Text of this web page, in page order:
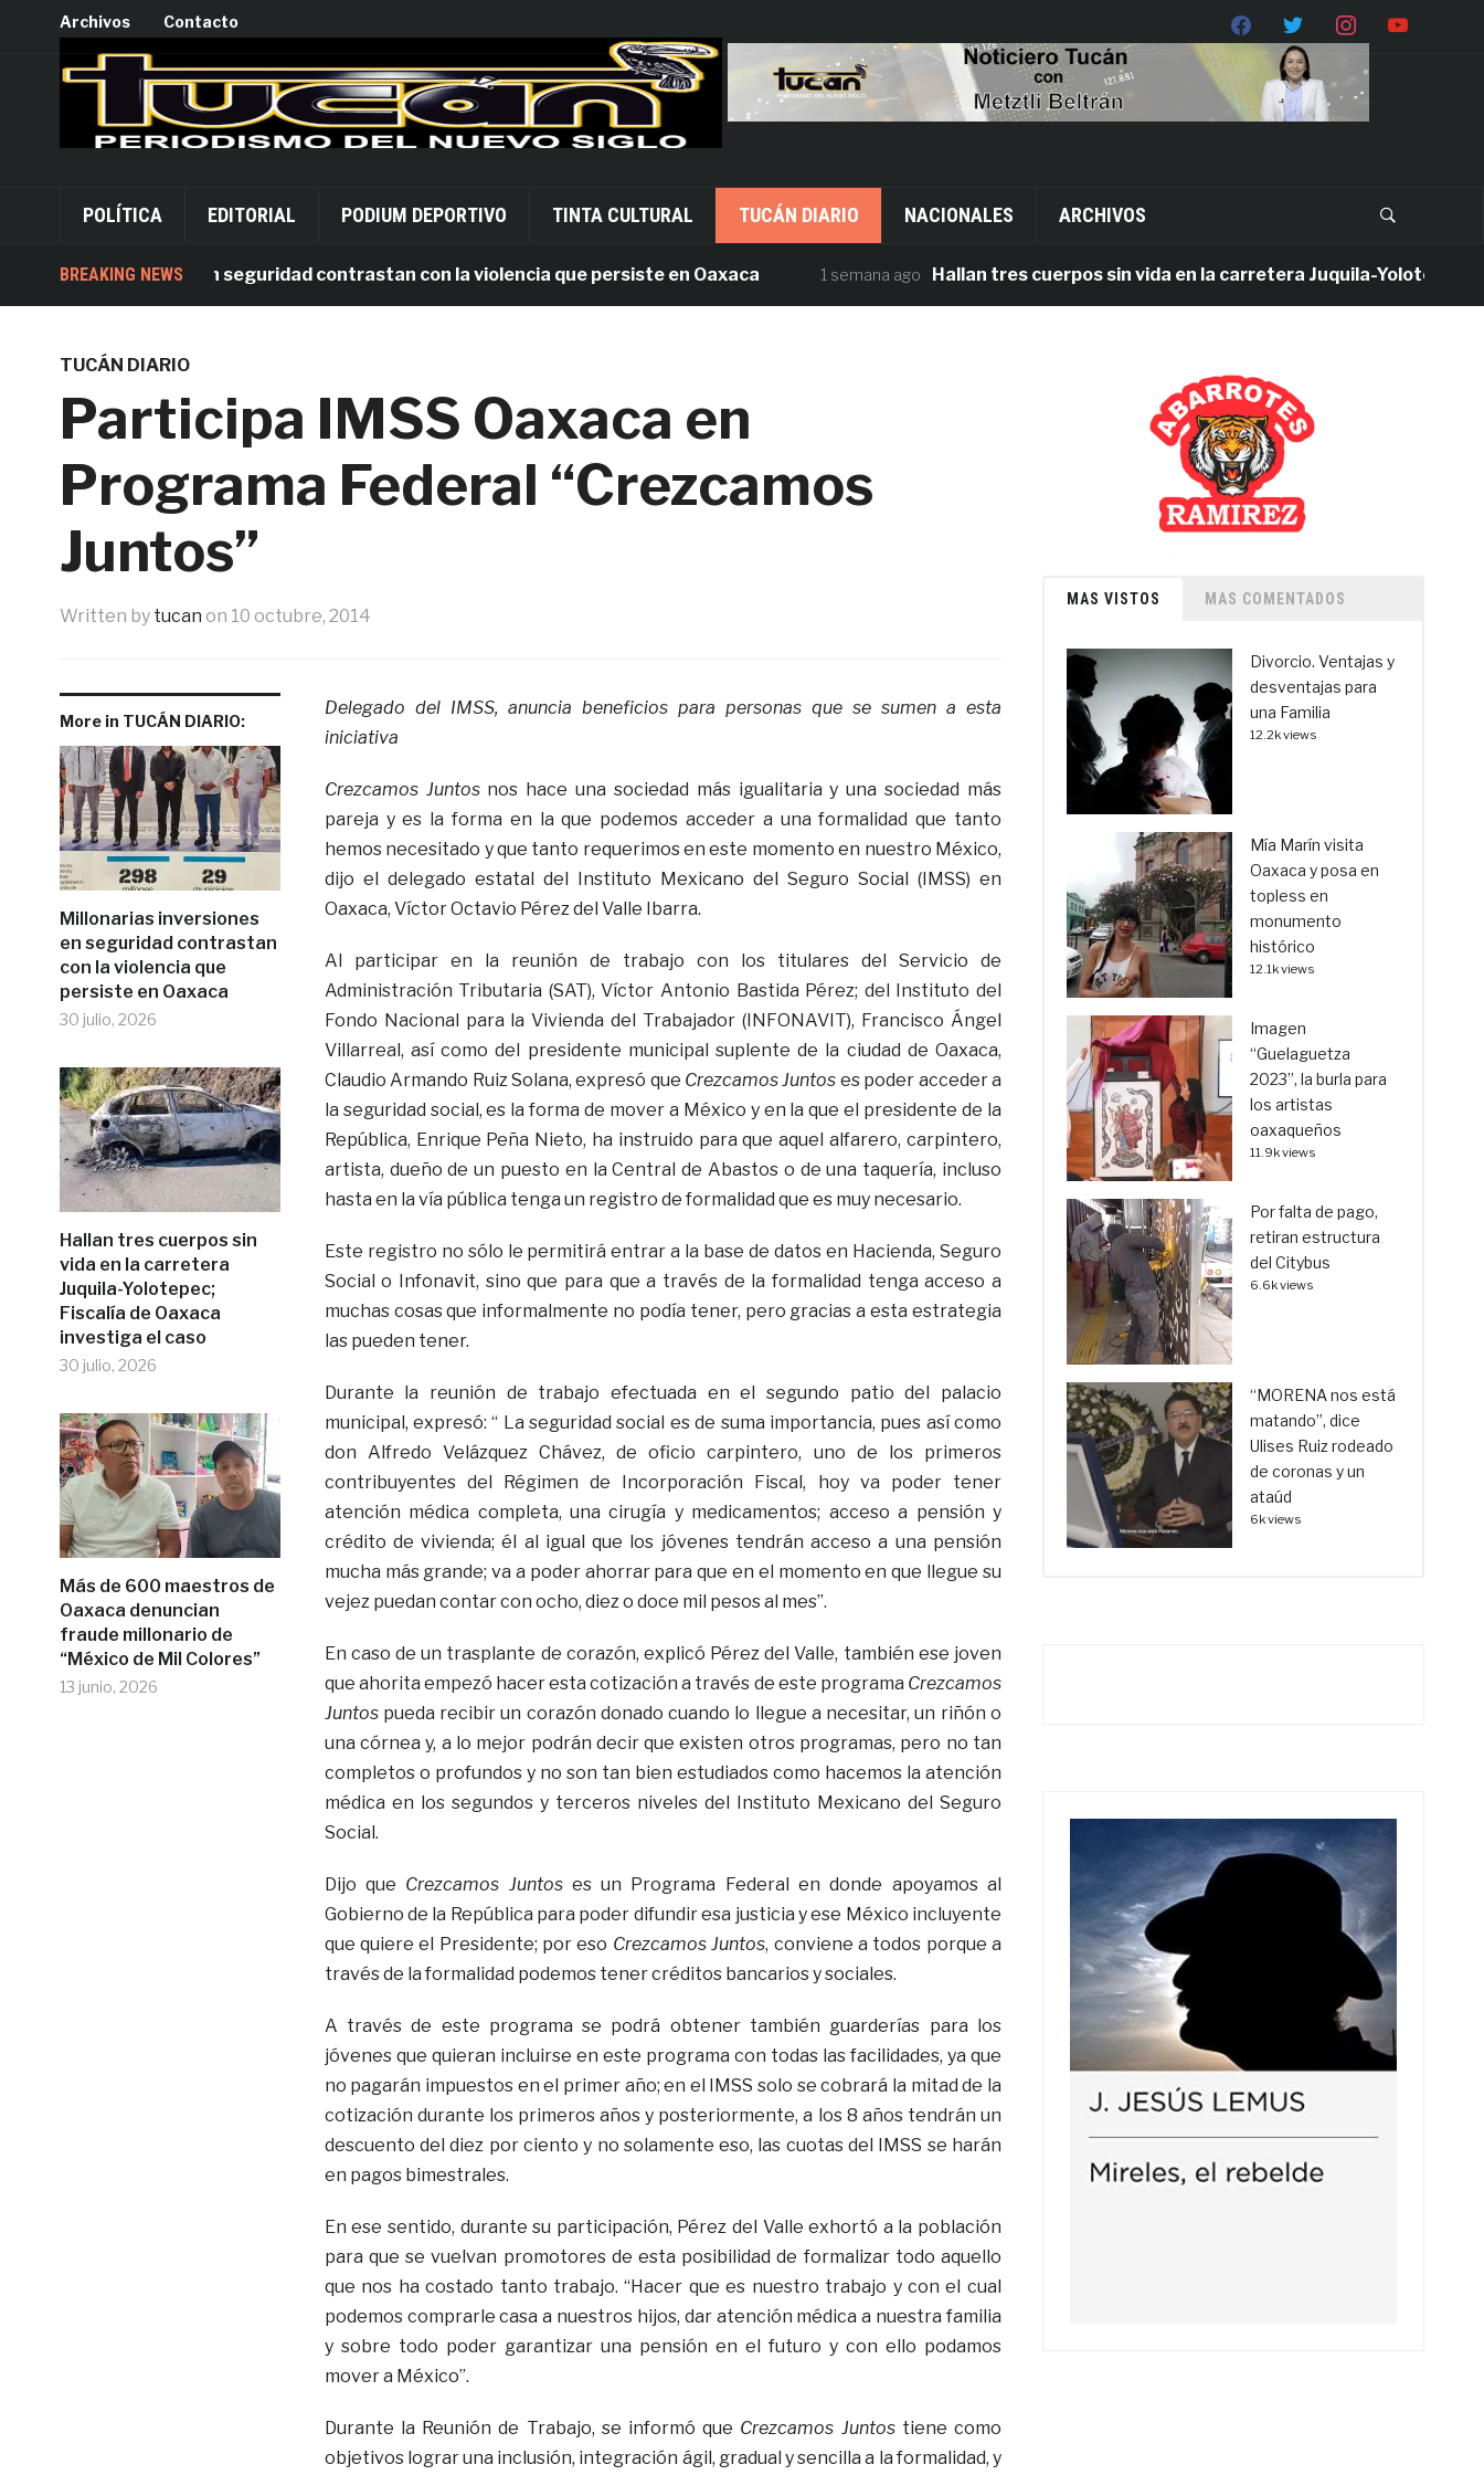
Archivos Contacto
POLÍTICA EDITORIAL PODIUM DEPORTIVO TINTA CULTURAL TUCÁN DIARIO NACIONALES ARCHIVOS
BREAKING NEWS
inversiones en seguridad contrastan con la violencia que persiste en Oaxaca 1 semana ago Hallan tres cuerpos sin vida en la carretera Juquila-Yolotepec;
TUCÁN DIARIO
Participa IMSS Oaxaca en
Programa Federal “Crezcamos
Juntos”
Written by tucan on 10 octubre, 2014
More in TUCÁN DIARIO:
Millonarias inversiones
en seguridad contrastan
con la violencia que
persiste en Oaxaca
30 julio, 2026
Hallan tres cuerpos sin
vida en la carretera
Juquila-Yolotepec;
Fiscalía de Oaxaca
investiga el caso
30 julio, 2026
Más de 600 maestros de
Oaxaca denuncian
fraude millonario de
“México de Mil Colores”
13 junio, 2026
Delegado del IMSS, anuncia beneficios para personas que se sumen a esta
iniciativa
Crezcamos Juntosnos hace una sociedad más igualitaria y una sociedad más
pareja y es la forma en la que podemos acceder a una formalidad que tanto
hemos necesitado y que tanto requerimos en este momento en nuestro México,
dijo el delegado estatal del Instituto Mexicano del Seguro Social (IMSS) en
Oaxaca, Víctor Octavio Pérez del Valle Ibarra.
Al participar en la reunión de trabajo con los titulares del Servicio de
Administración Tributaria (SAT), Víctor Antonio Bastida Pérez; del Instituto del
Fondo Nacional para la Vivienda del Trabajador (INFONAVIT), Francisco Ángel
Villarreal, así como del presidente municipal suplente de la ciudad de Oaxaca,
Claudio Armando Ruiz Solana, expresó que Crezcamos Juntos es poder acceder a
la seguridad social, es la forma de mover a México y en la que el presidente de la
República, Enrique Peña Nieto, ha instruido para que aquel alfarero, carpintero,
artista, dueño de un puesto en la Central de Abastos o de una taquería, incluso
hasta en la vía pública tenga un registro de formalidad que es muy necesario.
Este registro no sólo le permitirá entrar a la base de datos en Hacienda, Seguro
Social o Infonavit, sino que para que a través de la formalidad tenga acceso a
muchas cosas que informalmente no podía tener, pero gracias a esta estrategia
las pueden tener.
Durante la reunión de trabajo efectuada en el segundo patio del palacio
municipal, expresó: “ La seguridad social es de suma importancia, pues así como
don Alfredo Velázquez Chávez, de oficio carpintero, uno de los primeros
contribuyentes del Régimen de Incorporación Fiscal, hoy va poder tener
atención médica completa, una cirugía y medicamentos; acceso a pensión y
crédito de vivienda; él al igual que los jóvenes tendrán acceso a una pensión
mucha más grande; va a poder ahorrar para que en el momento en que llegue su
vejez puedan contar con ocho, diez o doce mil pesos al mes”.
En caso de un trasplante de corazón, explicó Pérez del Valle, también ese joven
que ahorita empezó hacer esta cotización a través de este programa Crezcamos
Juntospueda recibir un corazón donado cuando lo llegue a necesitar, un riñón o
una córnea y, a lo mejor podrán decir que existen otros programas, pero no tan
completos o profundos y no son tan bien estudiados como hacemos la atención
médica en los segundos y terceros niveles del Instituto Mexicano del Seguro
Social.
Dijo que Crezcamos Juntoses un Programa Federal en donde apoyamos al
Gobierno de la República para poder difundir esa justicia y ese México incluyente
que quiere el Presidente; por eso Crezcamos Juntos, conviene a todos porque a
través de la formalidad podemos tener créditos bancarios y sociales.
A través de este programa se podrá obtener también guarderías para los
jóvenes que quieran incluirse en este programa con todas las facilidades, ya que
no pagarán impuestos en el primer año; en el IMSS solo se cobrará la mitad de la
cotización durante los primeros años y posteriormente, a los 8 años tendrán un
descuento del diez por ciento y no solamente eso, las cuotas del IMSS se harán
en pagos bimestrales.
En ese sentido, durante su participación, Pérez del Valle exhortó a la población
para que se vuelvan promotores de esta posibilidad de formalizar todo aquello
que nos ha costado tanto trabajo. “Hacer que es nuestro trabajo y con el cual
podemos comprarle casa a nuestros hijos, dar atención médica a nuestra familia
y sobre todo poder garantizar una pensión en el futuro y con ello podamos
mover a México”.
Durante la Reunión de Trabajo, se informó que Crezcamos Juntostiene como
objetivos lograr una inclusión, integración ágil, gradual y sencilla a la formalidad, y
MAS VISTOS MAS COMENTADOS
Divorcio. Ventajas y
desventajas para
una Familia
12.2k views
Mía Marín visita
Oaxaca y posa en
topless en
monumento
histórico
12.1k views
Imagen
“Guelaguetza
2023”, la burla para
los artistas
oaxaqueños
11.9k views
Por falta de pago,
retiran estructura
del Citybus
6.6k views
“MORENA nos está
matando”, dice
Ulises Ruiz rodeado
de coronas y un
ataúd
6k views